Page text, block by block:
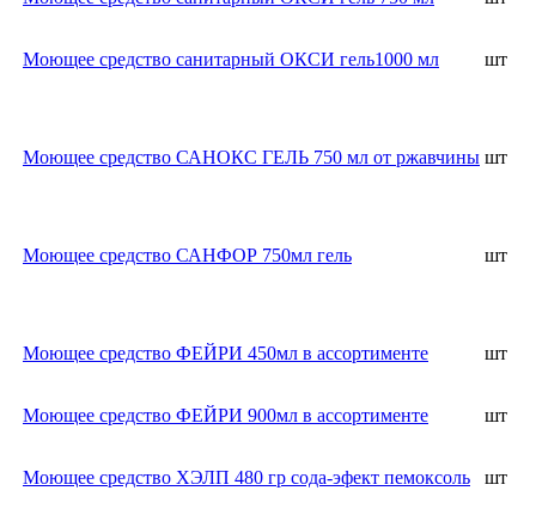
Моющее средство санитарный ОКСИ гель1000 мл шт
Моющее средство САНОКС ГЕЛЬ 750 мл от ржавчины шт
Моющее средство САНФОР 750мл гель шт
Моющее средство ФЕЙРИ 450мл в ассортименте шт
Моющее средство ФЕЙРИ 900мл в ассортименте шт
Моющее средство ХЭЛП 480 гр сода-эфект пемоксоль шт